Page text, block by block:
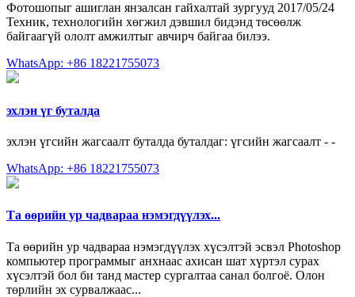
Фотошопыг ашиглан янзалсан гайхалтай зургууд 2017/05/24
Техник, технологийн хөгжил дэвшил бидэнд төсөөлж
байгаагүй ололт амжилтыг авчирч байгаа билээ.
WhatsApp: +86 18221755073
эхлэн үг буталда
эхлэн үгсийн жагсаалт буталда буталдаг: үгсийн жагсаалт - -
WhatsApp: +86 18221755073
Та өөрийн ур чадвараа нэмэгдүүлэх...
Та өөрийн ур чадвараа нэмэгдүүлэх хүсэлтэй эсвэл Photoshop
компьютер программыг анхнаас ахисан шат хүртэл сурах
хүсэлтэй бол би танд мастер сургалтаа санал болгоё. Олон
төрлийн эх сурвалжаас...